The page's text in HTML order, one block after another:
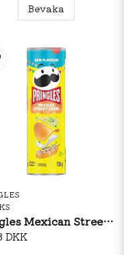
Bevaka
Pringles Mexican Street Corn 158g
DKK
på
För